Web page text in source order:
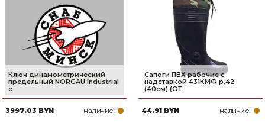
Ключ динамометрический
предельный NORGAU Industrial
с
3997.03 BYN наличие:
Сапоги ПВХ рабочие с
надставкой 431КМФ р.42
(40см) (ОТ
44.91 BYN наличие: